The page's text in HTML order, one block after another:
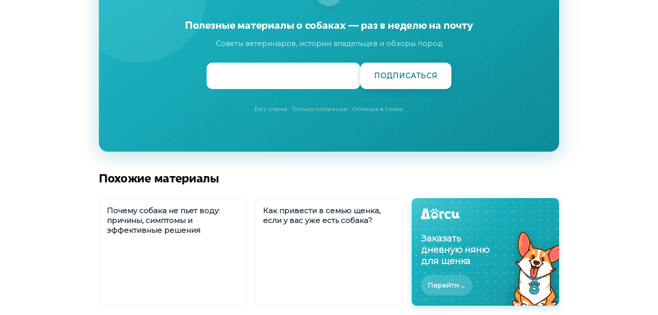
Полезные материалы о собаках — раз в неделю на почту
Советы ветеринаров, истории владельцев и обзоры пород
Без спама · Только полезное · Отписка в 1 клик
Похожие материалы
Почему собака не пьет воду:
причины, симптомы и
эффективные решения
Как привести в семью щенка,
если у вас уже есть собака?
Заказать
дневную няню
для щенка
Перейти→